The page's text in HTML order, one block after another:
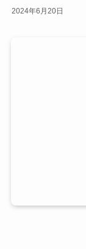
2024年6月20日